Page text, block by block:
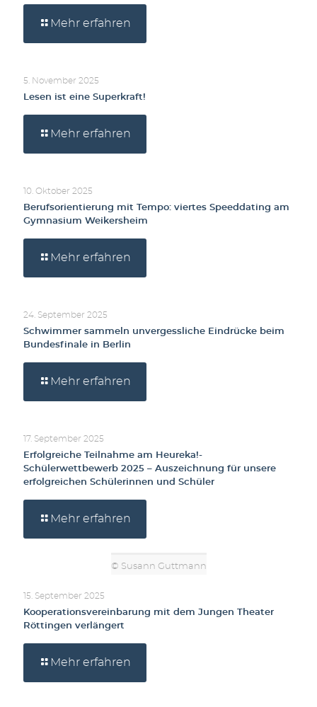
Mehr erfahren
5. November 2025
Lesen ist eine Superkraft!
Mehr erfahren
10. Oktober 2025
Berufsorientierung mit Tempo: viertes Speeddating am
Gymnasium Weikersheim
Mehr erfahren
24. September 2025
Schwimmer sammeln unvergessliche Eindrücke beim
Bundesfinale in Berlin
Mehr erfahren
17. September 2025
Erfolgreiche Teilnahme am Heureka!-
Schülerwettbewerb 2025 – Auszeichnung für unsere
erfolgreichen Schülerinnen und Schüler
Mehr erfahren
© Susann Guttmann
15. September 2025
Kooperationsvereinbarung mit dem Jungen Theater
Röttingen verlängert
Mehr erfahren